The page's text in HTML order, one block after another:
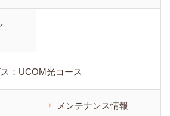
：UCOM光コース
メンテナンス情報